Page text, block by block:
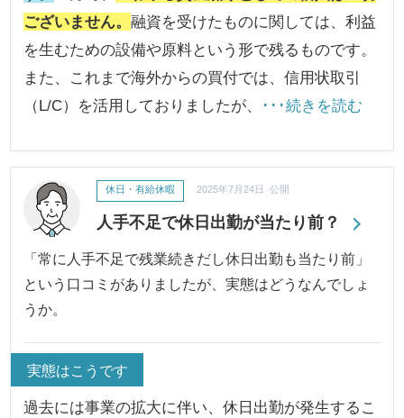
ございません。融資を受けたものに関しては、利益
を生むための設備や原料という形で残るものです。
また、これまで海外からの買付では、信用状取引
（L/C）を活用しておりましたが、
･･･続きを読む
人手不足で休日出勤が当たり前？
休日・有給休暇 2025年7月24日 公開
「常に人手不足で残業続きだし休日出勤も当たり前」
という口コミがありましたが、実態はどうなんでしょ
うか。
実態はこうです
過去には事業の拡大に伴い、休日出勤が発生するこ